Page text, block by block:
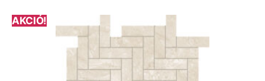
AKCIÓ!